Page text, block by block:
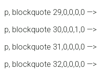
p, blockquote 29,0,0,0,0 —>
p, blockquote 30,0,0,1,0 —>
p, blockquote 31,0,0,0,0 —>
p, blockquote 32,0,0,0,0 —>